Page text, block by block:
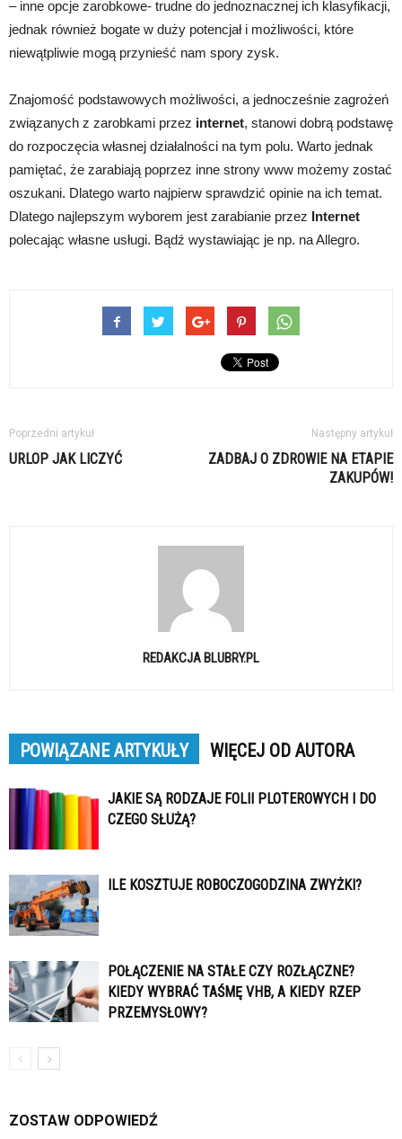
– inne opcje zarobkowe- trudne do jednoznacznej ich klasyfikacji,
jednak również bogate w duży potencjał i możliwości, które
niewątpliwie mogą przynieść nam spory zysk.
Znajomość podstawowych możliwości, a jednocześnie zagrożeń
związanych z zarobkami przez internet, stanowi dobrą podstawę
do rozpoczęcia własnej działalności na tym polu. Warto jednak
pamiętać, że zarabiają poprzez inne strony www możemy zostać
oszukani. Dlatego warto najpierw sprawdzić opinie na ich temat.
Dlatego najlepszym wyborem jest zarabianie przez Internet
polecając własne usługi. Bądź wystawiając je np. na Allegro.
Poprzedni artykuł
URLOP JAK LICZYĆ
Następny artykuł
ZADBAJ O ZDROWIE NA ETAPIE
ZAKUPÓW!
REDAKCJA BLUBRY.PL
POWIĄZANE ARTYKUŁY WIĘCEJ OD AUTORA
JAKIE SĄ RODZAJE FOLII PLOTEROWYCH I DO
CZEGO SŁUŻĄ?
ILE KOSZTUJE ROBOCZOGODZINA ZWYŻKI?
POŁĄCZENIE NA STAŁE CZY ROZŁĄCZNE?
KIEDY WYBRAĆ TAŚMĘ VHB, A KIEDY RZEP
PRZEMYSŁOWY?
ZOSTAW ODPOWIEDŹ